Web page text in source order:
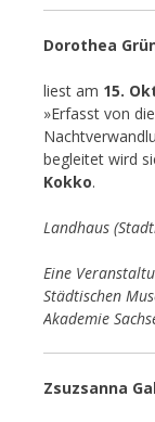
Dorothea
liest am 15.
»Erfasst von
begleitet wird
Kokko.
Landhaus
Eine
Städtischen
Akademie
Zsuzsanna